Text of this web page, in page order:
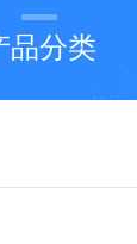
品分类